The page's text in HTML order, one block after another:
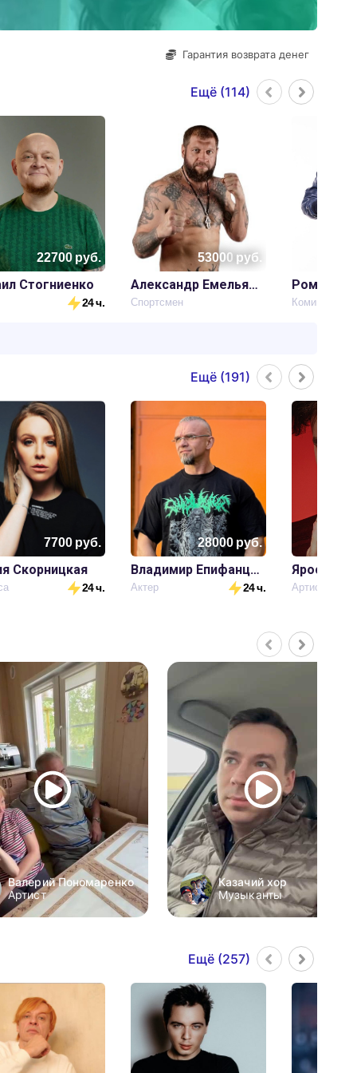
Гарантия возврата денег
Ещё (114)
22700руб.
Стогниенко
24 ч.
53000 руб.
Александр Емельяненко
Спортсмен
Роман
Ещё (191)
7700руб.
Скорницкая
24 ч.
28000руб.
Владимир Епифанцев
Актер 24 ч.
Ярослав
Артист
Валерий Пономаренко
Артист
Казачий хор
Музыканты
Ещё (257)